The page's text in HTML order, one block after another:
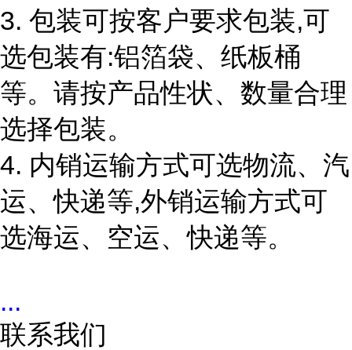
3. 包装可按客户要求包装,可
选包装有:铝箔袋、纸板桶
等。请按产品性状、数量合理
选择包装。
4. 内销运输方式可选物流、汽
运、快递等,外销运输方式可
选海运、空运、快递等。
...
联系我们